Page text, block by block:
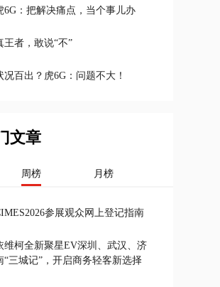
6G：把解决痛点，当个事儿办
王者，敢说“不”
况百出？虎6G：问题不大！
文章
周榜 月榜
参展观众网上登记指南
维柯全新聚星EV深圳、武汉、济
“三城记”，开启商务轻客新选择